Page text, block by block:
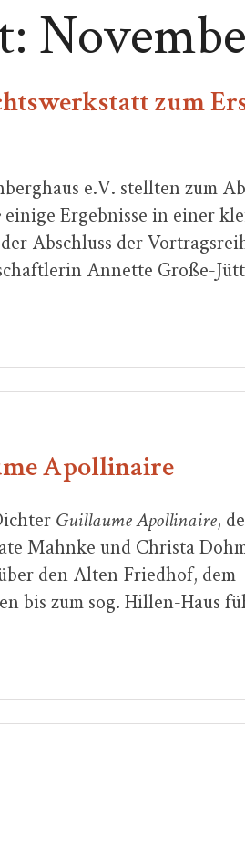
zum
e.V. stellten zum
einige Ergebnisse in einer
Abschluss der
Annette Große-
Apollinaire
Guillaume Apollinaire,
Mahnke und Christa
den Alten Friedhof, dem
bis zum sog. Hillen-Haus